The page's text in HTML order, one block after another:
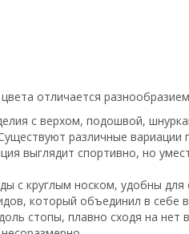
отличается
с верхом, подошвой,
различные
выглядит спортивно, но
с круглым носком, удобны
который объединил в
стопы, плавно сходя на